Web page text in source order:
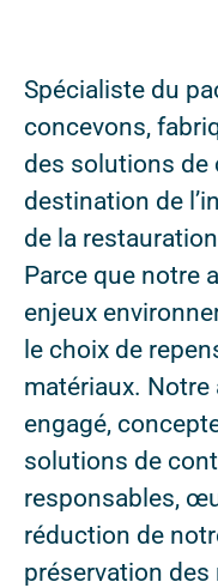
Spécialiste du
concevons,
des solutions
destination de
de la
Parce que notre
enjeux
le choix de
matériaux.
engagé,
solutions de
responsables,
réduction de
préservation